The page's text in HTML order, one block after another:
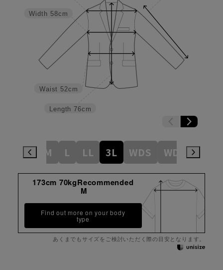
Length 76cm
Waist 52cm
Width 58cm
S M L LL 3L WDS WDM
173cm 70kgRecommended
M
Find out more on your body
type
あくまでもサイズをご検討いただく際の目安となります。